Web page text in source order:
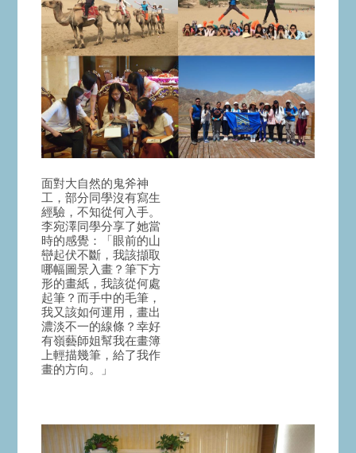
面對大自然的鬼斧神
工，部分同學沒有寫生
經驗，不知從何入手。
李宛澤同學分享了她當
時的感覺：「眼前的山
巒起伏不斷，我該擷取
哪幅圖景入畫？筆下方
形的畫紙，我該從何處
起筆？而手中的毛筆，
我又該如何運用，畫出
濃淡不一的線條？幸好
有嶺藝師姐幫我在畫簿
上輕描幾筆，給了我作
畫的方向。」